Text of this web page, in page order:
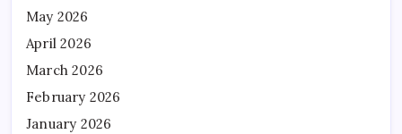
May 2026
April 2026
March 2026
February 2026
January 2026